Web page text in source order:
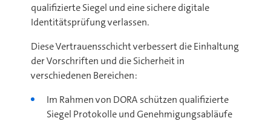
qualifizierte Siegel und eine sichere digitale
Identitätsprüfung verlassen.
Diese Vertrauensschicht verbessert die Einhaltung
der Vorschriften und die Sicherheit in
verschiedenen Bereichen:
Im Rahmen von DORA schützen qualifizierte
Siegel Protokolle und Genehmigungsabläufe